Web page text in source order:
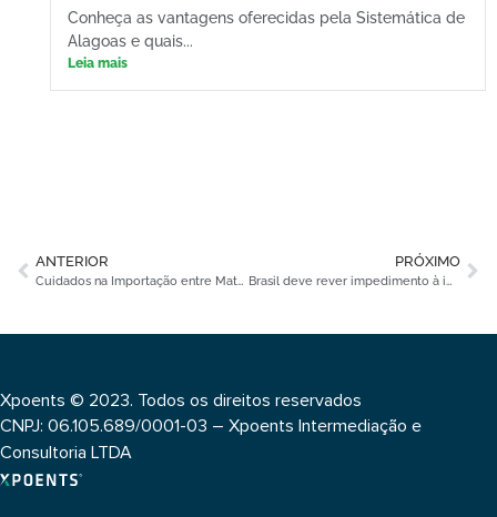
Conheça as vantagens oferecidas pela Sistemática de
Alagoas e quais...
Leia mais
ANTERIOR
Cuidados na Importação entre Matriz e Filial
PRÓXIMO
Brasil deve rever impedimento à importação de baterias
Xpoents © 2023. Todos os direitos reservados
CNPJ: 06.105.689/0001-03 – Xpoents Intermediação e
Consultoria LTDA